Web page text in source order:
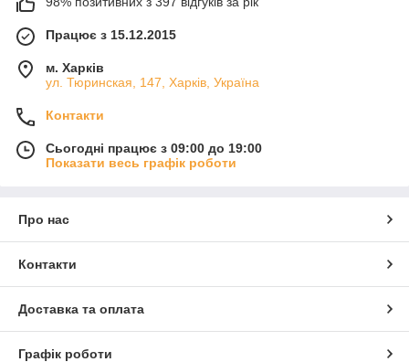
Працює з 15.12.2015
м. Харків
ул. Тюринская, 147, Харків, Україна
Контакти
Сьогодні працює з 09:00 до 19:00
Показати весь графік роботи
Про нас
Контакти
Доставка та оплата
Графік роботи